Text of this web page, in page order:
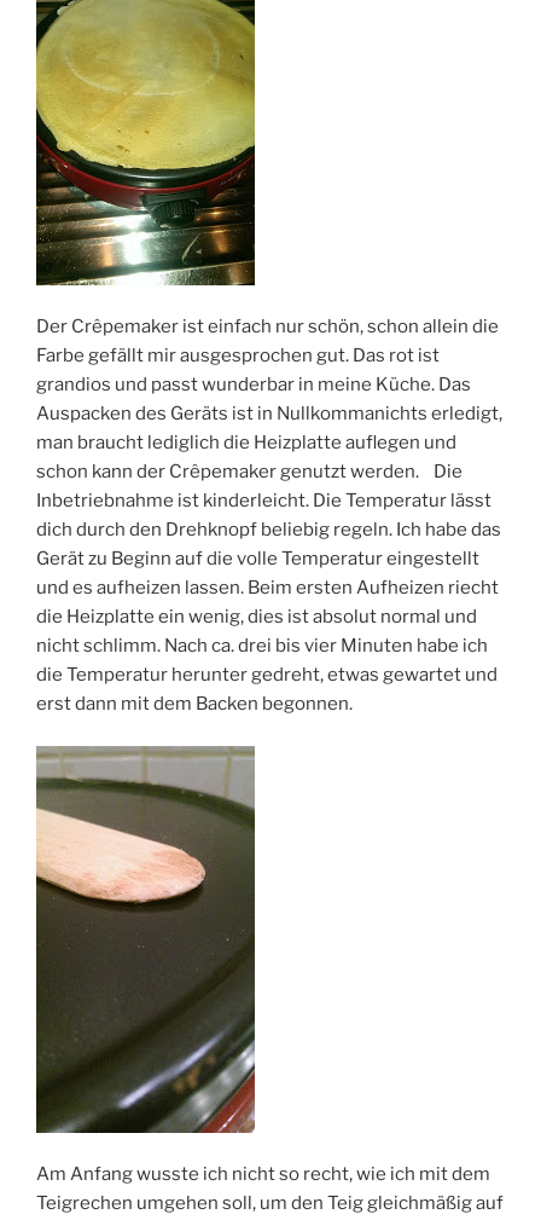
Der Crêpemaker ist einfach nur schön, schon allein die
Farbe gefällt mir ausgesprochen gut. Das rot ist
grandios und passt wunderbar in meine Küche. Das
Auspacken des Geräts ist in Nullkommanichts erledigt,
man braucht lediglich die Heizplatte auflegen und
schon kann der Crêpemaker genutzt werden. Die
Inbetriebnahme ist kinderleicht. Die Temperatur lässt
dich durch den Drehknopf beliebig regeln. Ich habe das
Gerät zu Beginn auf die volle Temperatur eingestellt
und es aufheizen lassen. Beim ersten Aufheizen riecht
die Heizplatte ein wenig, dies ist absolut normal und
nicht schlimm. Nach ca. drei bis vier Minuten habe ich
die Temperatur herunter gedreht, etwas gewartet und
erst dann mit dem Backen begonnen.
Am Anfang wusste ich nicht so recht, wie ich mit dem
Teigrechen umgehen soll, um den Teig gleichmäßig auf